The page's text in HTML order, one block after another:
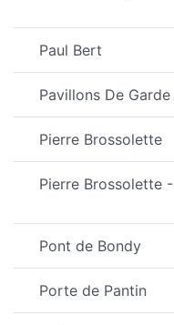
Paul Bert
Pavillons De Garde
Pierre Brossolette
Pierre Brossolette
Pont de Bondy
Porte de Pantin